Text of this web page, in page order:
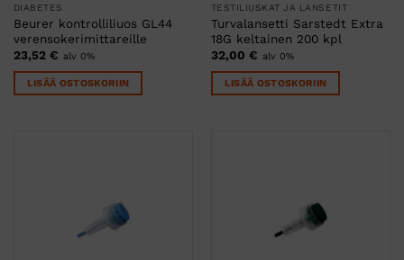
DIABETES
Beurer kontrolliliuos GL44
verensokerimittareille
23,52 € alv 0%
LISÄÄ OSTOSKORIIN
TESTILIUSKAT JA LANSETIT
Turvalansetti Sarstedt Extra
18G keltainen 200 kpl
32,00 € alv 0%
LISÄÄ OSTOSKORIIN